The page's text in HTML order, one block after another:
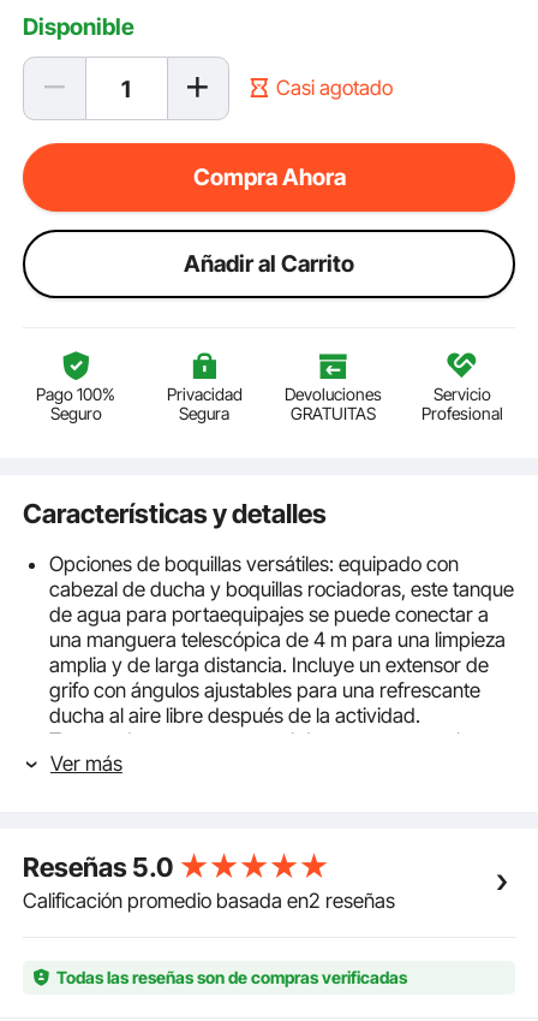
Disponible
Casi agotado
Compra Ahora
Añadir al Carrito
Pago 100%
Seguro
Privacidad
Segura
Devoluciones
GRATUITAS
Servicio
Profesional
Características y detalles
Opciones de boquillas versátiles: equipado con
cabezal de ducha y boquillas rociadoras, este tanque
de agua para portaequipajes se puede conectar a
una manguera telescópica de 4 m para una limpieza
amplia y de larga distancia. Incluye un extensor de
grifo con ángulos ajustables para una refrescante
ducha al aire libre después de la actividad.
Tanque de agua con control de temperatura: el
tanque de agua negro, fabricado completamente de
duchas, baños de mascotas, lavado de autos y
limpieza de tablas de surf de remo.
Paneles estabilizadores antisalpicaduras: dos
evitan el impacto del movimiento, minimizando el
chapoteo y asegurando un flujo de agua constante.
Ver más
Reseñas5.0
Calificación promedio basada en2 reseñas
Todas las reseñas son de compras verificadas